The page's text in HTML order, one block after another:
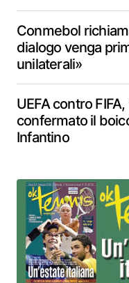
Conmebol
dialogo venga
unilaterali»
UEFA contro
confermato il
Infantino